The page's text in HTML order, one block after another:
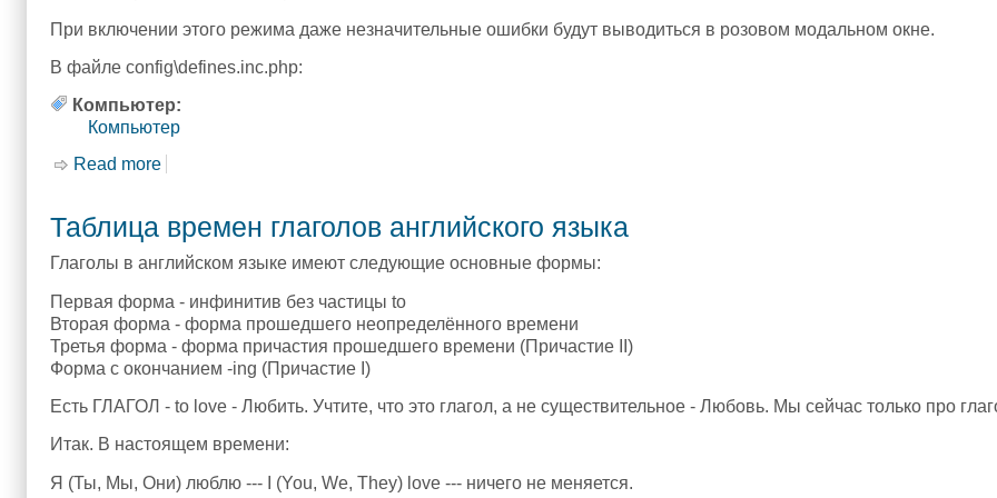
При включении этого режима даже незначительные ошибки будут выводиться в розовом модальном окне.
В файле config\defines.inc.php:
Компьютер:
Компьютер
Read more
Таблица времен глаголов английского языка
Глаголы в английском языке имеют следующие основные формы:
Первая форма - инфинитив без частицы to
Вторая форма - форма прошедшего неопределённого времени
Третья форма - форма причастия прошедшего времени (Причастие II)
Форма с окончанием -ing (Причастие I)
Есть ГЛАГОЛ - to love - Любить. Учтите, что это глагол, а не существительное - Любовь. Мы сейчас только про
Итак. В настоящем времени:
Я (Ты, Мы, Они) люблю --- I (You, We, They) love --- ничего не меняется.